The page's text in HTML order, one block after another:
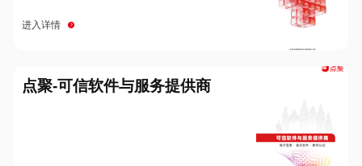
进入详情
点聚-可信软件与服务提供商